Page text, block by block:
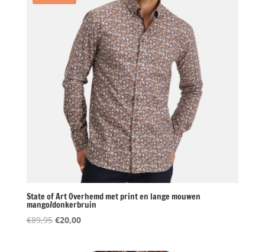
State of Art Overhemd met print en lange mouwen
mango/donkerbruin
€89,95 Oorspronkelijke
€20,00Huidige